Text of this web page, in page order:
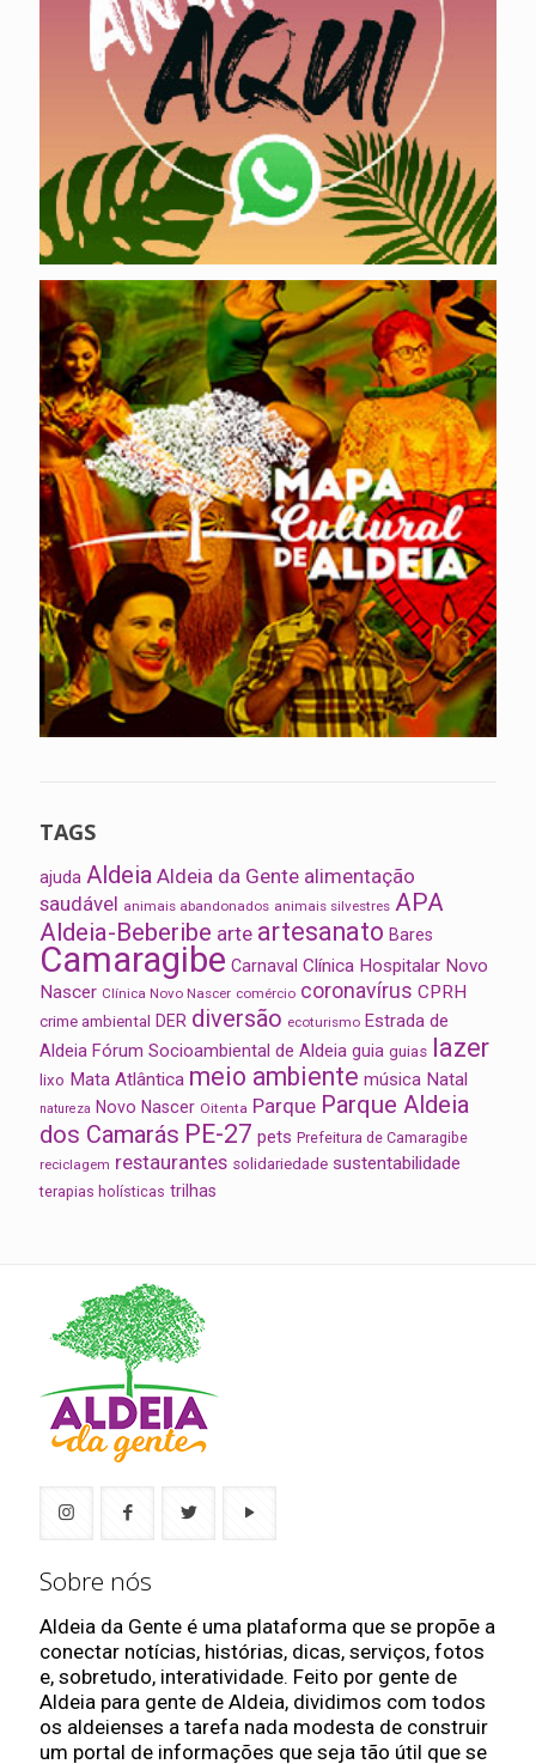
TAGS
ajuda Aldeia Aldeia da Gente alimentação
saudável animais abandonados animais silvestres APA
Aldeia-Beberibe arte artesanato Bares
Camaragibe Carnaval Clínica Hospitalar Novo
Nascer Clínica Novo Nascer comércio coronavírus CPRH
crime ambiental DER diversão ecoturismo Estrada de
Aldeia Fórum Socioambiental de Aldeia guia guias lazer
lixo Mata Atlântica meio ambiente música Natal
natureza Novo Nascer Oitenta Parque Parque Aldeia
dos Camarás PE-27 pets Prefeitura de Camaragibe
reciclagem restaurantes solidariedade sustentabilidade
terapias holísticas trilhas
Sobre nós
Aldeia da Gente é uma plataforma que se propõe a
conectar notícias, histórias, dicas, serviços, fotos
e, sobretudo, interatividade. Feito por gente de
Aldeia para gente de Aldeia, dividimos com todos
os aldeienses a tarefa nada modesta de construir
um portal de informações que seja tão útil que se